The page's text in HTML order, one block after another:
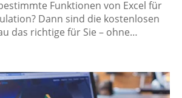
Funktionen von Excel für
Dann sind die kostenlosen
das richtige für Sie – ohne…